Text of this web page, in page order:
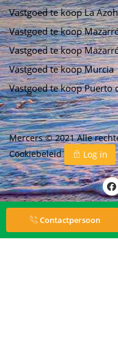
Vastgoed te koop La
Vastgoed te koop
Vastgoed te koop
Vastgoed te koop Murcia
Vastgoed te koop Puerto
Mercers © 2021 Alle
Cookiebeleid
Log in
Contactpersoon